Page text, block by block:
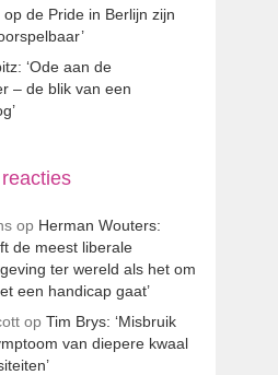
de Pride in Berlijn zijn
‘Ode aan de
– de blik van een
op Herman Wouters:
de meest liberale
ter wereld als het om
een handicap gaat’
op Tim Brys: ‘Misbruik
van diepere kwaal